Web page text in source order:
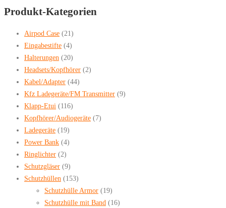
Produkt-Kategorien
Airpod Case (21)
Eingabestifte (4)
Halterungen (20)
Headsets/Kopfhörer (2)
Kabel/Adapter (44)
Kfz Ladegeräte/FM Transmitter (9)
Klapp-Etui (116)
Kopfhörer/Audiogeräte (7)
Ladegeräte (19)
Power Bank (4)
Ringlichter (2)
Schutzgläser (9)
Schutzhüllen (153)
Schutzhülle Armor (19)
Schutzhülle mit Band (16)